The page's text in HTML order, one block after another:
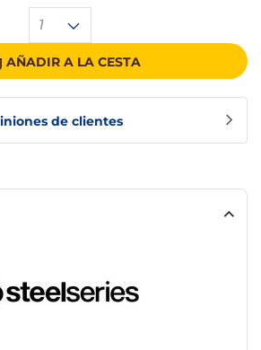
de clientes
1
AÑADIR A LA CESTA